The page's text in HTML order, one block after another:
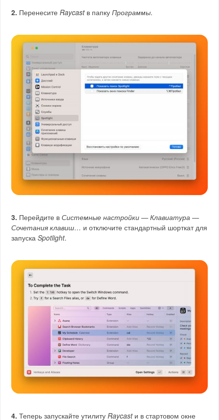
2. ПеренеситеRaycastв папкуПрограммы.
3. Перейдите вСистемные настройки — Клавиатура —
Сочетания клавиш… и отключите стандартный шорткат для
запускаSpotlight.
4. Теперь запускайте утилиту Raycastи в стартовом окне